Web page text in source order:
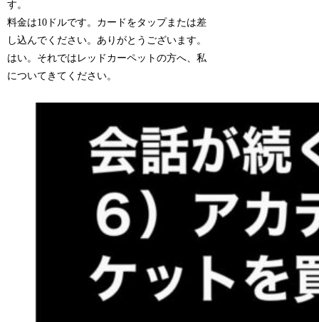
す。
料金は10ドルです。カードをタップまたは差
し込んでください。ありがとうございます。
はい。それではレッドカーペットの方へ、私
についてきてください。